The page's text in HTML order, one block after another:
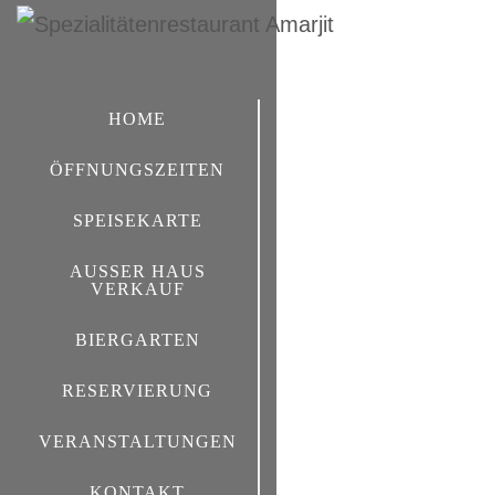
HOME
ÖFFNUNGSZEITEN
SPEISEKARTE
AUSSER HAUS V
ERKAUF
BIERGARTEN
RESERVIERUNG
VERANSTALTUNGEN